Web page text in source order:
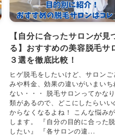
【自分に合ったサロンが見
る】おすすめの美容脱毛サ
３選を徹底比較！
ヒゲ脱毛をしたいけど、サロンご
みや料金、効果の違いがいまいち
ない・・・ 脱毛サロンってかな
類があるので、どこにしたらいい
からなくなるよね！ こんな悩み
します。 『自分の目的に合った
したい』 『各サロンの違...